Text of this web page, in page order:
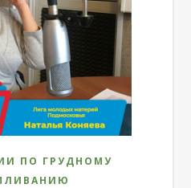
ПО ГРУДНОМУ